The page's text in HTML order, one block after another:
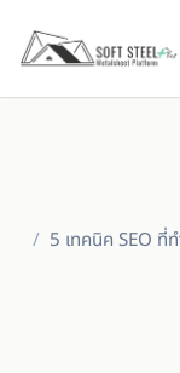
5 เทคนิค SEO ที่